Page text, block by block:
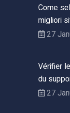
Come
migliori
27
Vérifier
du
27